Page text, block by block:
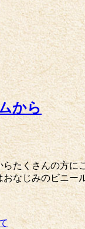
から
たくさんの方に
おなじみのビニ